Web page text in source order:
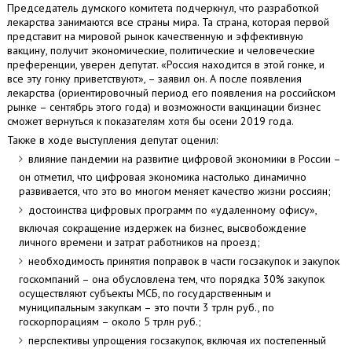
Председатель думского комитета подчеркнул, что разработкой
лекарства занимаются все страны мира. Та страна, которая первой
представит на мировой рынок качественную и эффективную
вакцину, получит экономические, политические и человеческие
преференции, уверен депутат. «Россия находится в этой гонке, и
все эту гонку приветствуют», – заявил он. А после появления
лекарства (ориентировочный период его появления на российском
рынке – сентябрь этого года) и возможности вакцинации бизнес
сможет вернуться к показателям хотя бы осени 2019 года.
Также в ходе выступления депутат оценил:
влияние пандемии на развитие цифровой экономики в России –
он отметил, что цифровая экономика настолько динамично
развивается, что это во многом меняет качество жизни россиян;
достоинства цифровых программ по «удаленному офису»,
включая сокращение издержек на бизнес, высвобождение
личного времени и затрат работников на проезд;
необходимость принятия поправок в части госзакупок и закупок
госкомпаний – она обусловлена тем, что порядка 30% закупок
осуществляют субъекты МСБ, по государственным и
муниципальным закупкам – это почти 3 трлн руб., по
госкорпорациям – около 5 трлн руб.;
перспективы упрощения госзакупок, включая их постепенный